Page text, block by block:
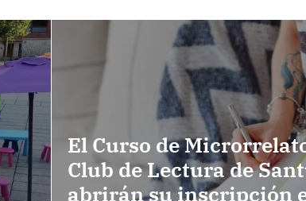
El Curso de
Club de Lectura de
abrirán su inscripción